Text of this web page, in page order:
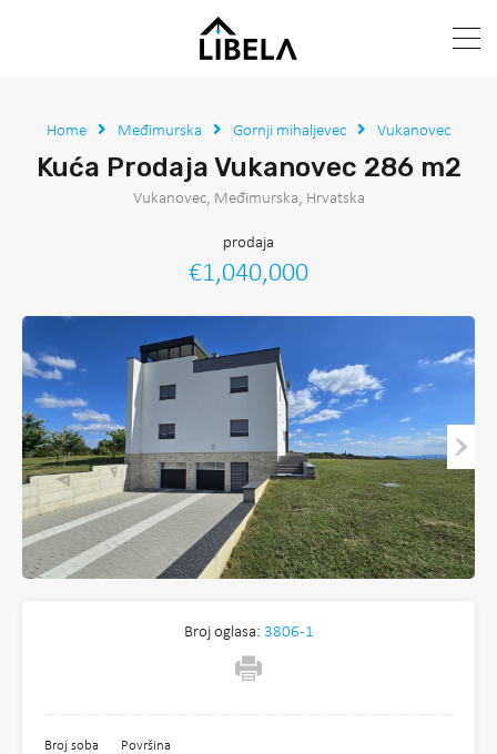
Home Međimurska Gornji mihaljevec Vukanovec
Kuća Prodaja Vukanovec 286 m2
Vukanovec, Međimurska, Hrvatska
prodaja
€1,040,000
Broj oglasa: 3806-1
Broj soba Površina